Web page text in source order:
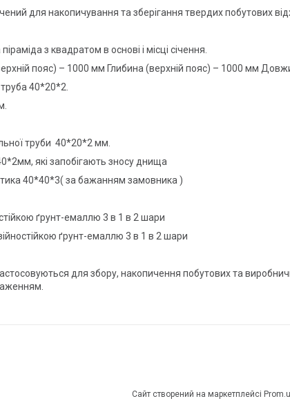
для накопичування та зберігання твердих побутових
з квадратом в основі і місці січення.
пояс) – 1000 мм Глибина (верхній пояс) – 1000 мм
40*20*2.
труби 40*20*2 мм.
які запобігають зносу днища
40*40*3( за бажанням замовника )
ґрунт-емаллю 3 в 1 в 2 шари
ґрунт-емаллю 3 в 1 в 2 шари
для збору, накопичення побутових та
Сайт створений на маркетплейсі